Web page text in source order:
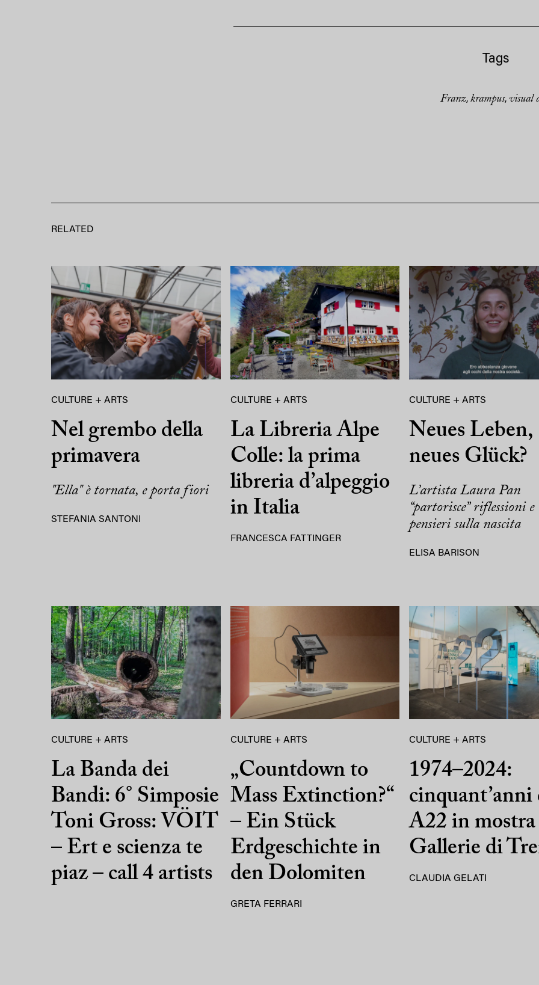
Tags
Franz, krampus, visual
RELATED
CULTURE + ARTS
Nel grembo della
primavera
"Ella" è tornata, e porta fiori
STEFANIA SANTONI
CULTURE + ARTS
La Libreria Alpe
Colle: la prima
libreria d’alpeggio
in Italia
FRANCESCA FATTINGER
CULTURE + ARTS
Neues Leben,
neues Glück?
L’artista Laura Pan
“partorisce” riflessioni e
pensieri sulla nascita
ELISA BARISON
CULTURE + ARTS
La Banda dei
Bandi: 6° Simposie
Toni Gross: VÖIT
– Ert e scienza te
piaz – call 4 artists
CULTURE + ARTS
„Countdown to
Mass Extinction?“
– Ein Stück
Erdgeschichte in
den Dolomiten
GRETA FERRARI
CULTURE + ARTS
1974–2024:
cinquant’anni
A22 in mostra
Gallerie di
CLAUDIA GELATI